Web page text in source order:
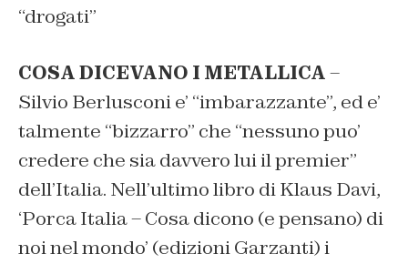
“drogati”
COSA DICEVANO I METALLICA–
Silvio Berlusconi e’ “imbarazzante”, ed e’
talmente “bizzarro” che “nessuno puo’
credere che sia davvero lui il premier”
dell’Italia. Nell’ultimo libro di Klaus Davi,
‘Porca Italia – Cosa dicono (e pensano) di
noi nel mondo’ (edizioni Garzanti) i